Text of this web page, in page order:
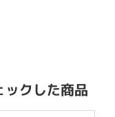
ックした商品